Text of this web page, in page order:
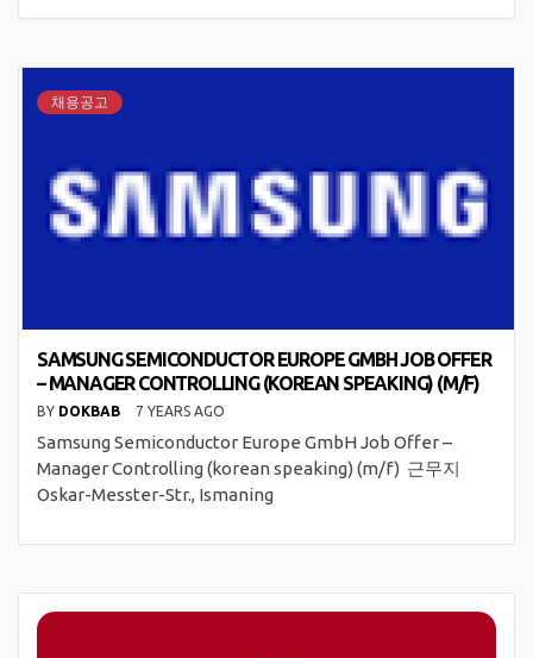
채용공고
SAMSUNG SEMICONDUCTOR EUROPE GMBH JOB OFFER
– MANAGER CONTROLLING (KOREAN SPEAKING) (M/F)
BY DOKBAB 7 YEARS AGO
Samsung Semiconductor Europe GmbH Job Offer –
Manager Controlling (korean speaking) (m/f) 근무지
Oskar-Messter-Str., Ismaning